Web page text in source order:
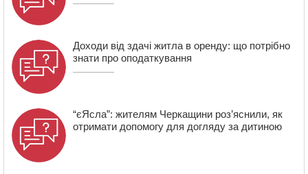
Доходи від здачі житла в оренду: що потрібно
знати про оподаткування
“єЯсла”: жителям Черкащини роз’яснили, як
отримати допомогу для догляду за дитиною